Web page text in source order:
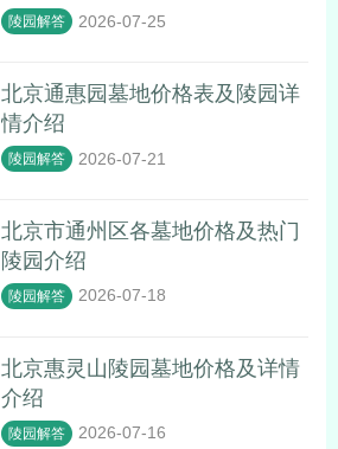
陵园解答 2026-07-25
北京通惠园墓地价格表及陵园详
情介绍
陵园解答 2026-07-21
北京市通州区各墓地价格及热门
陵园介绍
陵园解答 2026-07-18
北京惠灵山陵园墓地价格及详情
介绍
陵园解答 2026-07-16